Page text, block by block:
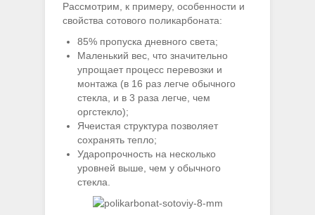
Рассмотрим, к примеру, особенности и
свойства сотового поликарбоната:
85% пропуска дневного света;
Маленький вес, что значительно
упрощает процесс перевозки и
монтажа (в 16 раз легче обычного
стекла, и в 3 раза легче, чем
оргстекло);
Ячеистая структура позволяет
сохранять тепло;
Ударопрочность на несколько
уровней выше, чем у обычного
стекла.